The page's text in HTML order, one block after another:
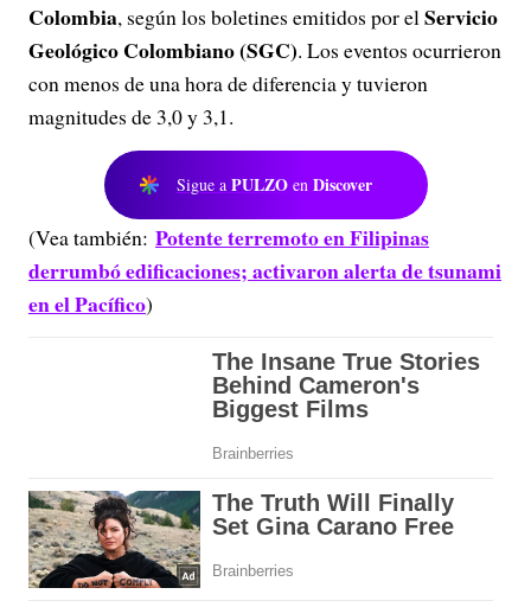
Colombia, según los boletines emitidos por elServicio
Geológico Colombiano (SGC). Los eventos ocurrieron
con menos de una hora de diferencia y tuvieron
magnitudes de 3,0 y 3,1.
Sigue a PULZO en Discover
(Vea también: Potente terremoto en Filipinas
derrumbó edificaciones; activaron alerta de tsunami
en el Pacífico)